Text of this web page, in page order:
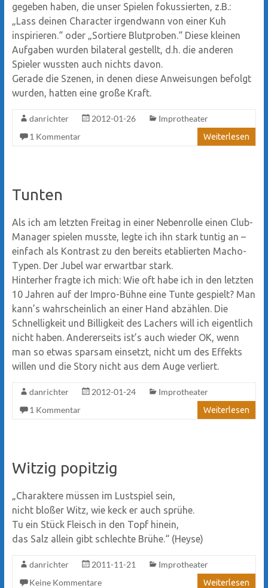
gegeben haben, die unser Spielen fokussierten, z.B.:
„Lass deinen Character irgendwann von einer Kuh
inspirieren.“ oder „Sortiere Blutproben.“ Diese kleinen
Aufgaben wurden bilateral gestellt, d.h. die anderen
Spieler wussten auch nichts davon.
Gerade die Szenen, in denen diese Anweisungen befolgt
wurden, hatten eine große Kraft.
danrichter 2012-01-26
Improtheater
1 Kommentar
Weiterlesen
Tunten
Als ich am letzten Freitag in einer Nebenrolle einen Club-
Manager spielen musste, legte ich ihn stark tuntig an –
einfach als Kontrast zu den bereits etablierten Macho-
Typen. Der Jubel war erwartbar stark.
Hinterher fragte ich mich: Wie oft habe ich in den letzten
10 Jahren auf der Impro-Bühne eine Tunte gespielt? Man
kann’s wahrscheinlich an einer Hand abzählen. Die
Schnelligkeit und Billigkeit des Lachers will ich eigentlich
nicht haben. Andererseits ist’s auch wieder OK, wenn
man so etwas sparsam einsetzt, nicht um des Effekts
willen und die Story nicht aus dem Auge verliert.
danrichter 2012-01-24
Improtheater
1 Kommentar
Weiterlesen
Witzig popitzig
„Charaktere müssen im Lustspiel sein,
nicht bloßer Witz, wie keck er auch sprühe.
Tu ein Stück Fleisch in den Topf hinein,
das Salz allein gibt schlechte Brühe.“ (Heyse)
danrichter 2011-11-21
Improtheater
Keine Kommentare
Weiterlesen